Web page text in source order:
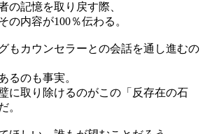
の記憶を取り戻す際、
の内容が100％伝わる。
もカウンセラーとの会話を通し進むの
るのも事実。
に取り除けるのがこの「反存在の石
。